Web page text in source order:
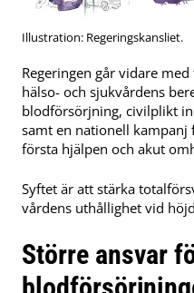
Illustration: Regeringskansliet.
Regeringen går vidare
hälso- och sjukvårdens
blodförsörjning, civilplikt
samt en nationell kampanj
första hjälpen och akut
Syftet är att stärka
vårdens uthållighet vid
Större ansvar